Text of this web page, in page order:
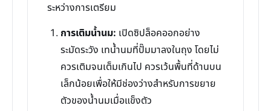
ระหว่างการเตรียม
การเติมน้ำนม: เปิดซิปล็อคออกอย่าง
ระมัดระวัง เทน้ำนมที่ปั๊มมาลงในถุง โดยไม่
ควรเติมจนเต็มเกินไป ควรเว้นพื้นที่ด้านบน
เล็กน้อยเพื่อให้มีช่องว่างสำหรับการขยาย
ตัวของน้ำนมเมื่อแข็งตัว